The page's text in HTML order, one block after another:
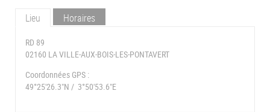
Lieu Horaires
RD 89
02160 LA VILLE-AUX-BOIS-LES-PONTAVERT
Coordonnées GPS :
49°25'26.3"N / 3°50'53.6"E